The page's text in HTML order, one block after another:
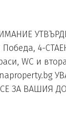
4-
WC и
ВАШИЯ